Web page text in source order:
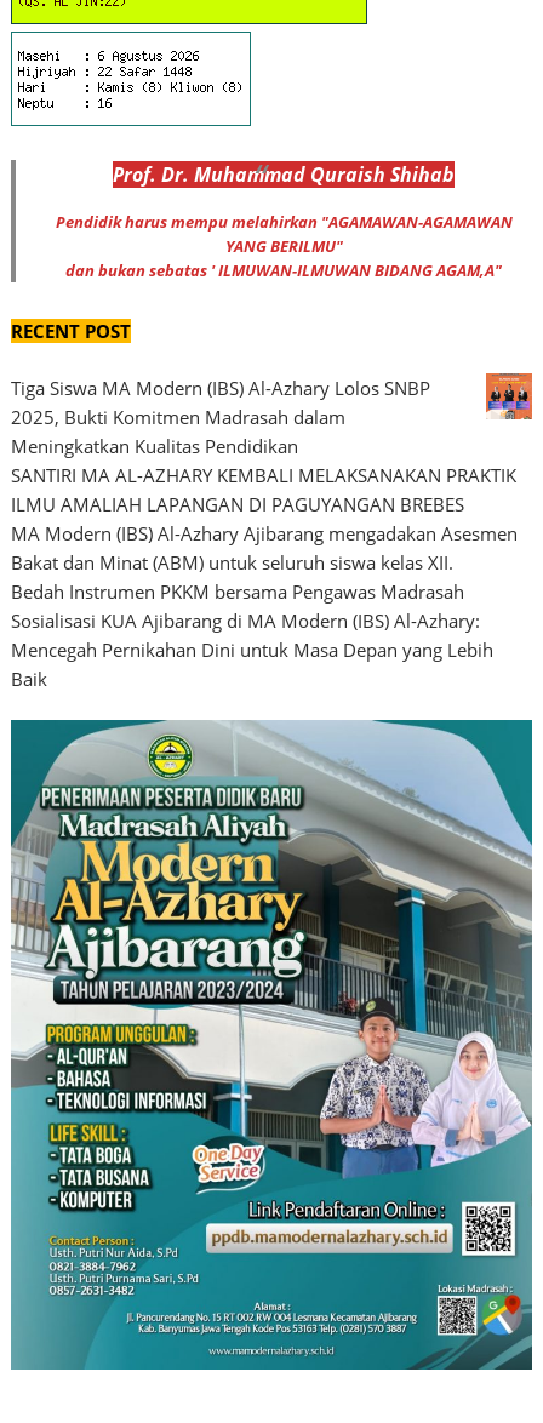
Prof. Dr. Muhammad Quraish Shihab
Pendidik harus mempu melahirkan "AGAMAWAN-AGAMAWAN
YANG BERILMU"
dan bukan sebatas ' ILMUWAN-ILMUWAN BIDANG AGAM,A"
RECENT POST
Tiga Siswa MA Modern (IBS) Al-Azhary Lolos SNBP
2025, Bukti Komitmen Madrasah dalam
Meningkatkan Kualitas Pendidikan
SANTIRI MA AL-AZHARY KEMBALI MELAKSANAKAN PRAKTIK
ILMU AMALIAH LAPANGAN DI PAGUYANGAN BREBES
MA Modern (IBS) Al-Azhary Ajibarang mengadakan Asesmen
Bakat dan Minat (ABM) untuk seluruh siswa kelas XII.
Bedah Instrumen PKKM bersama Pengawas Madrasah
Sosialisasi KUA Ajibarang di MA Modern (IBS) Al-Azhary:
Mencegah Pernikahan Dini untuk Masa Depan yang Lebih
Baik